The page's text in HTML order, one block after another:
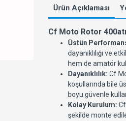
Ürün Açıklaması
Cf Moto Rotor
Üstün
dayanıklılığı ve
hem de amatör
Dayanıklılık: Cf
koşullarında bile
boyu güvenle
Kolay Kurulum:
şekilde monte